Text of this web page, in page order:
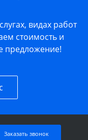
видах работ
стоимость и
предложение!
Заказать звонок